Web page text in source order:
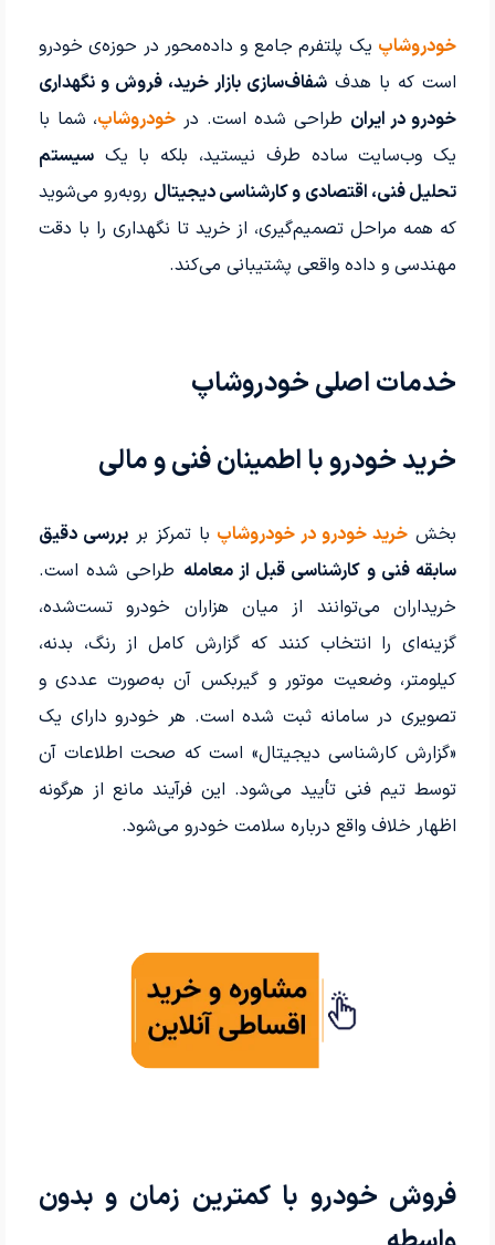
خودروشاپ یک پلتفرم جامع و داده‌محور در حوزه‌ی خودرو
است که با هدف شفاف‌سازی بازار خرید، فروش و نگهداری
خودرو در ایران طراحی شده است. در خودروشاپ، شما با
یک وب‌سایت ساده طرف نیستید، بلکه با یکسیستم
تحلیل فنی، اقتصادی و کارشناسی دیجیتال روبه‌رو می‌شوید
که همه مراحل تصمیم‌گیری، از خرید تا نگهداری را با دقت
مهندسی و داده واقعی پشتیبانی می‌کند.
خدمات اصلی خودروشاپ
خرید خودرو با اطمینان فنی و مالی
بخش خرید خودرو در خودروشاپ با تمرکز بربررسی دقیق
سابقه فنی و کارشناسی قبل از معامله طراحی شده است.
خریداران می‌توانند از میان هزاران خودرو تست‌شده،
گزینه‌ای را انتخاب کنند که گزارش کامل از رنگ، بدنه،
کیلومتر، وضعیت موتور و گیربکس آن به‌صورت عددی و
تصویری در سامانه ثبت شده است. هر خودرو دارای یک
«گزارش کارشناسی دیجیتال» است که صحت اطلاعات آن
توسط تیم فنی تأیید می‌شود. این فرآیند مانع از هرگونه
اظهار خلاف واقع درباره سلامت خودرو می‌شود.
فروش خودرو با کمترین زمان و بدون